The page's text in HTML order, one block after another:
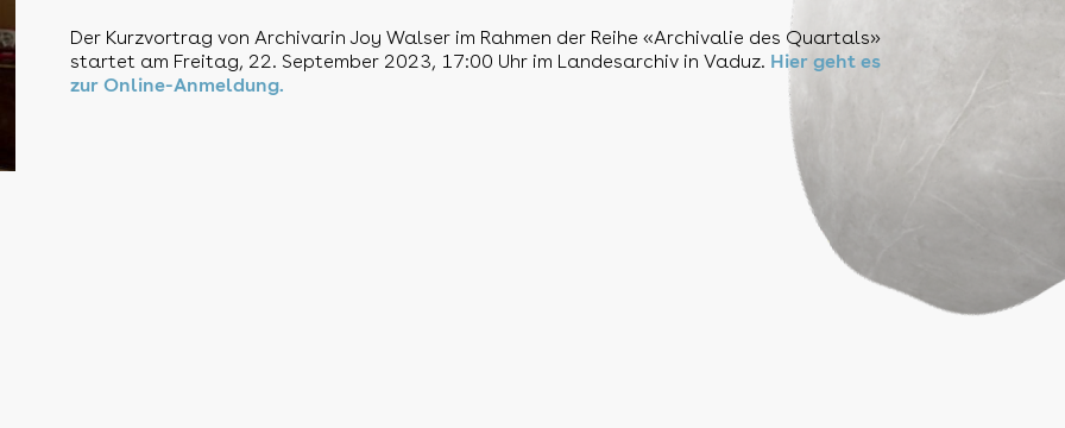
Der Kurzvortrag von Archivarin Joy Walser im Rahmen der Reihe «Archivalie des Quartals»
startet am Freitag, 22. September 2023, 17:00 Uhr im Landesarchiv in Vaduz. Hier geht es
zur Online-Anmeldung.